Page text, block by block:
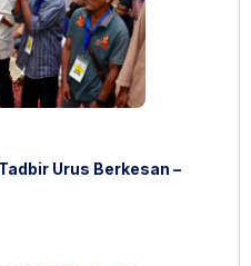
Urus Berkesan –